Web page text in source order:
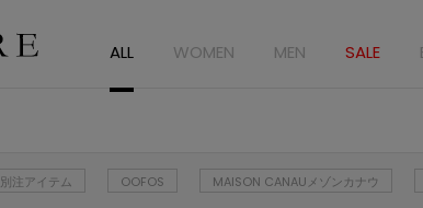
ALL WOMEN MEN SALE
別注アイテム OOFOS MAISON CANAUメゾンカナウ